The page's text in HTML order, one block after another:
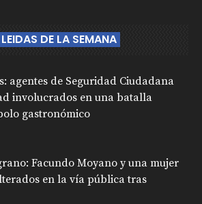
DE LA SEMANA
agentes de Seguridad Ciudadana
involucrados en una batalla
gastronómico
Facundo Moyano y una mujer
en la vía pública tras